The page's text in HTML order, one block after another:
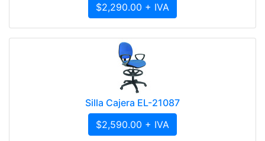
$2,290.00 + IVA
Silla Cajera EL-21087
$2,590.00 + IVA